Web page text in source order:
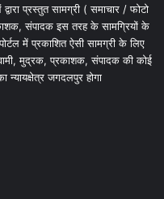
प्रस्तुत सामग्री ( समाचार / फोटो
संपादक इस तरह के सामग्रियों के
में प्रकाशित ऐसी सामग्री के लिए
मुद्रक, प्रकाशक, संपादक की कोई
न्यायक्षेत्र जगदलपुर होगा